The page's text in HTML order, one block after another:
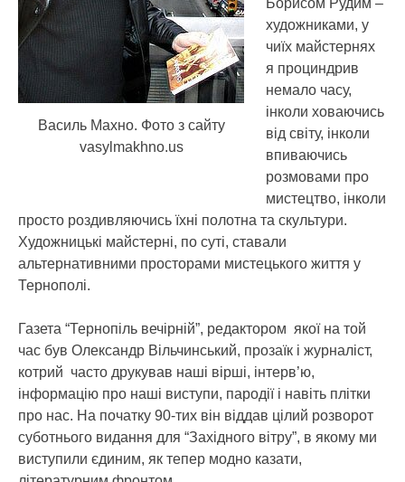
Василь Махно. Фото з сайту
vasylmakhno.us
художниками, у
чиїх майстернях
я проциндрив
немало часу,
інколи ховаючись
від світу, інколи
впиваючись
розмовами про
мистецтво, інколи
просто роздивляючись їхні полотна та скультури.
Художницькі майстерні, по суті, ставали
альтернативними просторами мистецького життя у
Тернополі.
Газета “Тернопіль вечірній”, редактором якої на той
час був Олександр Вільчинський, прозаїк і журналіст,
котрий часто друкував наші вірші, інтерв’ю,
інформацію про наші виступи, пародії і навіть плітки
про нас. На початку 90-тих він віддав цілий розворот
суботнього видання для “Західного вітру”, в якому ми
виступили єдиним, як тепер модно казати,